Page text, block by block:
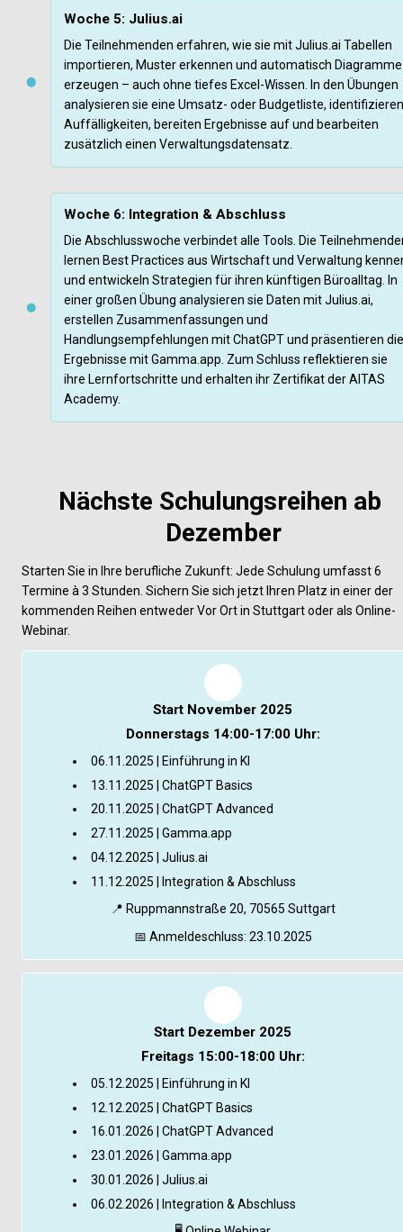
Woche 5: Julius.ai
Die Teilnehmenden erfahren, wie sie mit Julius.ai Tabellen
importieren, Muster erkennen und automatisch Diagramme
erzeugen – auch ohne tiefes Excel-Wissen. In den Übungen
analysieren sie eine Umsatz- oder Budgetliste, identifizieren
Auffälligkeiten, bereiten Ergebnisse auf und bearbeiten
zusätzlich einen Verwaltungsdatensatz.
Woche 6: Integration & Abschluss
Die Abschlusswoche verbindet alle Tools. Die
lernen Best Practices aus Wirtschaft und Verwaltung
und entwickeln Strategien für ihren künftigen Büroalltag. In
einer großen Übung analysieren sie Daten mit Julius.ai,
erstellen Zusammenfassungen und
Handlungsempfehlungen mit ChatGPT und präsentieren die
Ergebnisse mit Gamma.app. Zum Schluss reflektieren sie
ihre Lernfortschritte und erhalten ihr Zertifikat der AITAS
Academy.
Nächste Schulungsreihen ab
Dezember
Starten Sie in Ihre berufliche Zukunft: Jede Schulung umfasst 6
Termine à 3 Stunden. Sichern Sie sich jetzt Ihren Platz in einer der
kommenden Reihen entweder Vor Ort in Stuttgart oder als Online-
Webinar.
Start November 2025
Donnerstags 14:00-17:00 Uhr:
06.11.2025 | Einführung in KI
13.11.2025 | ChatGPT Basics
20.11.2025 | ChatGPT Advanced
27.11.2025 | Gamma.app
04.12.2025 | Julius.ai
11.12.2025 | Integration & Abschluss
📍 Ruppmannstraße 20, 70565 Suttgart
📅 Anmeldeschluss: 23.10.2025
Start Dezember 2025
Freitags 15:00-18:00 Uhr:
05.12.2025 | Einführung in KI
12.12.2025 | ChatGPT Basics
16.01.2026 | ChatGPT Advanced
23.01.2026 | Gamma.app
30.01.2026 | Julius.ai
06.02.2026 | Integration & Abschluss